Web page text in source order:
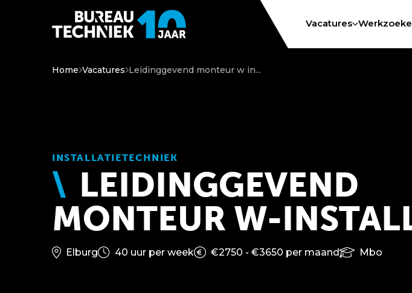
Vacatures
Home Vacatures Leidinggevend monteur w in...
INSTALLATIETECHNIEK
LEIDINGGEVEND
MONTEUR W-
Elburg 40 uur per week €2750 - €3650 per maand Mbo